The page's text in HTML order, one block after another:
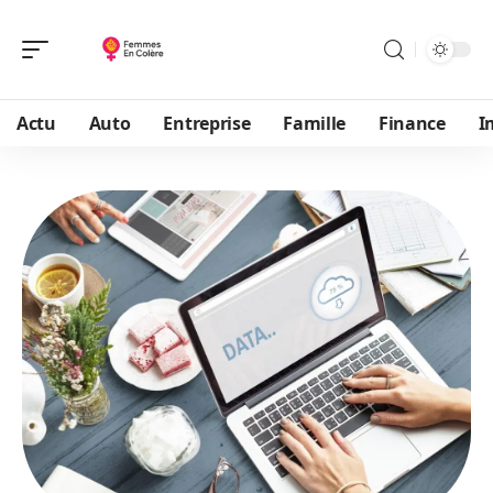
Actu Auto Entreprise Famille Finance